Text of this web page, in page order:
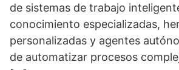
de sistemas de trabajo
conocimiento especializadas,
personalizadas y agentes
de automatizar procesos